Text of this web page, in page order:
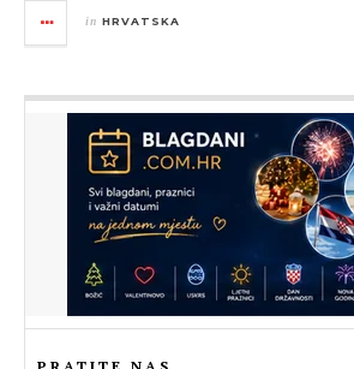
in HRVATSKA